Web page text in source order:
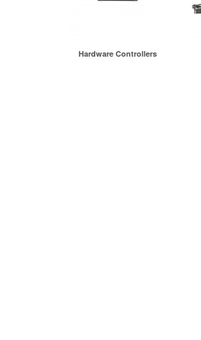
Hardware Controllers